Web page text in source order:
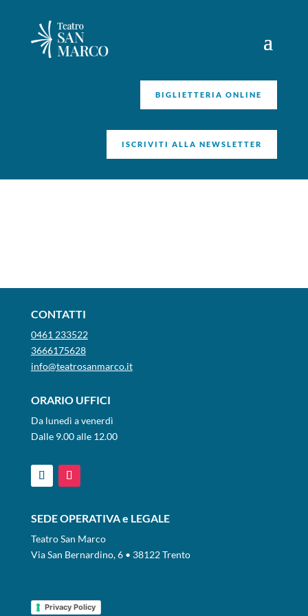
BIGLIETTERIA ONLINE
ISCRIVITI ALLA NEWSLETTER
CONTATTI
0461 233522
3666175628
info@teatrosanmarco.it
ORARIO UFFICI
Da lunedì a venerdì
Dalle 9.00 alle 12.00
SEDE OPERATIVA e LEGALE
Teatro San Marco
Via San Bernardino, 6 • 38122 Trento
Privacy Policy